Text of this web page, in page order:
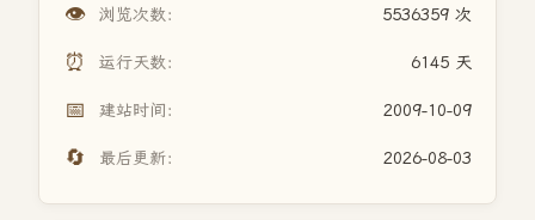
👁️ 浏览次数： 5536359 次
⏰ 运行天数： 6145 天
📅 建站时间： 2009-10-09
🔄 最后更新： 2026-08-03